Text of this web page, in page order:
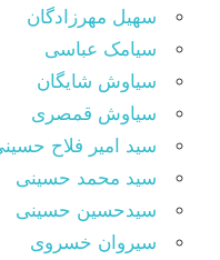
سهیل مهرزادگان
سیامک عباسی
سیاوش شایگان
سیاوش قمصری
سید امیر فلاح
سید محمد حسینی
سیدحسین حسینی
سیروان خسروی